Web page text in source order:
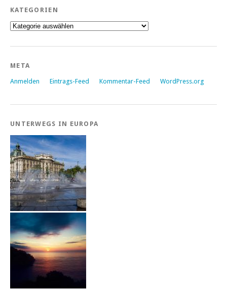
KATEGORIEN
Kategorien
META
Anmelden Eintrags-Feed Kommentar-Feed WordPress.org
UNTERWEGS IN EUROPA